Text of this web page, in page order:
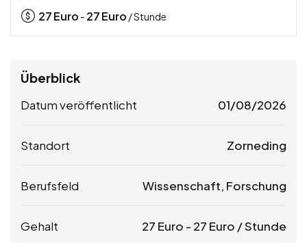
27Euro - 27Euro / Stunde
Überblick
Datum veröffentlicht 01/08/2026
Standort Zorneding
Berufsfeld Wissenschaft, Forschung
Gehalt 27 Euro - 27 Euro / Stunde